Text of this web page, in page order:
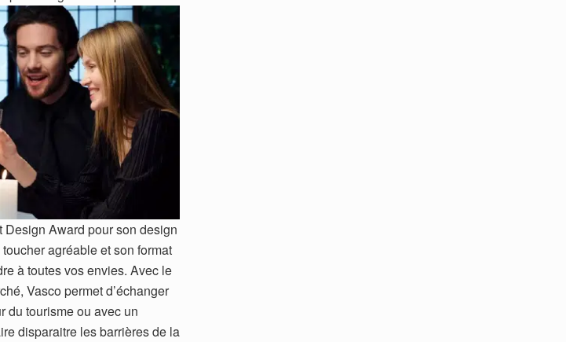
Design Award pour son design
agréable et son format
à toutes vos envies. Avec le
Vasco permet d’échanger
du tourisme ou avec un
disparaitre les barrières de la